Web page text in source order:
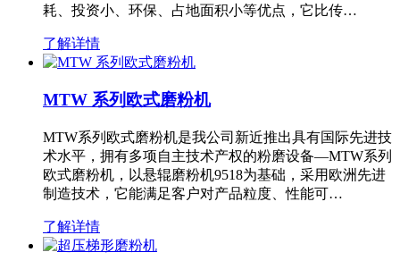
耗、投资小、环保、占地面积小等优点，它比传…
了解详情
MTW 系列欧式磨粉机
MTW系列欧式磨粉机是我公司新近推出具有国际先进技
术水平，拥有多项自主技术产权的粉磨设备—MTW系列
欧式磨粉机，以悬辊磨粉机9518为基础，采用欧洲先进
制造技术，它能满足客户对产品粒度、性能可…
了解详情